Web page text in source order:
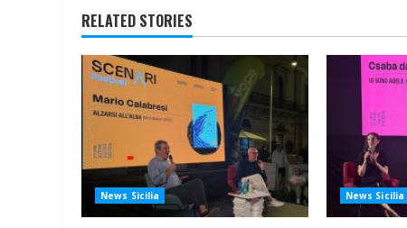
RELATED STORIES
News Sicilia News Sicilia